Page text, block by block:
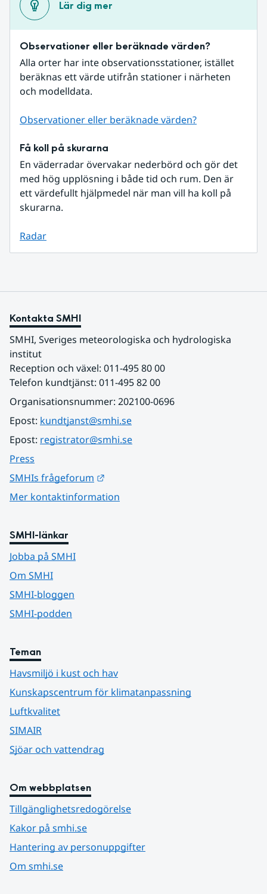
Lär dig mer
Observationer eller beräknade värden?
Alla orter har inte observationsstationer, istället
beräknas ett värde utifrån stationer i närheten
och modelldata.
Observationer eller beräknade värden?
Få koll på skurarna
En väderradar övervakar nederbörd och gör det
med hög upplösning i både tid och rum. Den är
ett värdefullt hjälpmedel när man vill ha koll på
skurarna.
Radar
Kontakta SMHI
SMHI, Sveriges meteorologiska och hydrologiska
institut
Reception och växel: 011-495 80 00
Telefon kundtjänst: 011-495 82 00
Organisationsnummer: 202100-0696
Epost: kundtjanst@smhi.se
Epost: registrator@smhi.se
Press
SMHIs frågeforum
Mer kontaktinformation
SMHI-länkar
Jobba på SMHI
Om SMHI
SMHI-bloggen
SMHI-podden
Teman
Havsmiljö i kust och hav
Kunskapscentrum för klimatanpassning
Luftkvalitet
SIMAIR
Sjöar och vattendrag
Om webbplatsen
Tillgänglighetsredogörelse
Kakor på smhi.se
Hantering av personuppgifter
Om smhi.se